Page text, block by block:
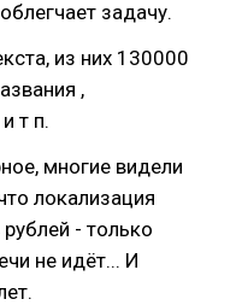
задачу.
из них 130000
,
т п.
многие видели
локализация
- только
не идёт... И